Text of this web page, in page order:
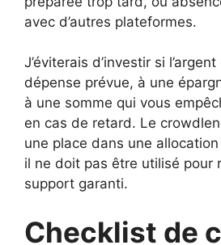
avec d’autres plateformes.
J’éviterais d’investir si
dépense prévue, à une
à une somme qui vous
en cas de retard. Le
une place dans une
il ne doit pas être utilisé pour
support garanti.
Checklist de